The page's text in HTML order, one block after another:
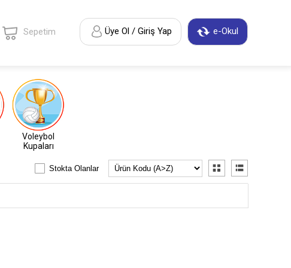
e-Okul
Üye Ol / Giriş Yap
Sepetim
Voleybol
Kupaları
Stokta Olanlar